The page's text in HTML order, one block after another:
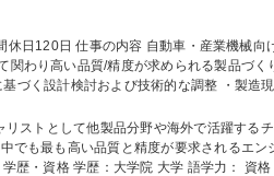
わり高い品質/精度が求められる製品づく
浜/金型設計】未経験◎/国内シ
でも最も高い品質と精度が要求されるエン
品、特殊部品です。国内シェアの90％を有するトップメーカーとして、産業界の発展に貢献しています。 学歴・資格 学歴：大学院 大学 語学力： 資